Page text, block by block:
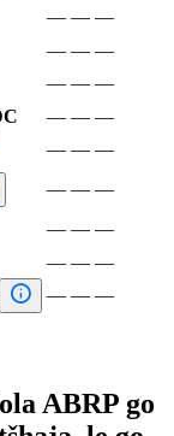
— — —
— — —
— — —
— — —
— — —
— — —
— — —
— — —
 — — —
ABRP go